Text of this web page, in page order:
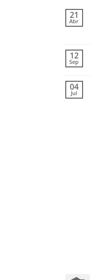
21
Abr
12
Sep
04
Jul